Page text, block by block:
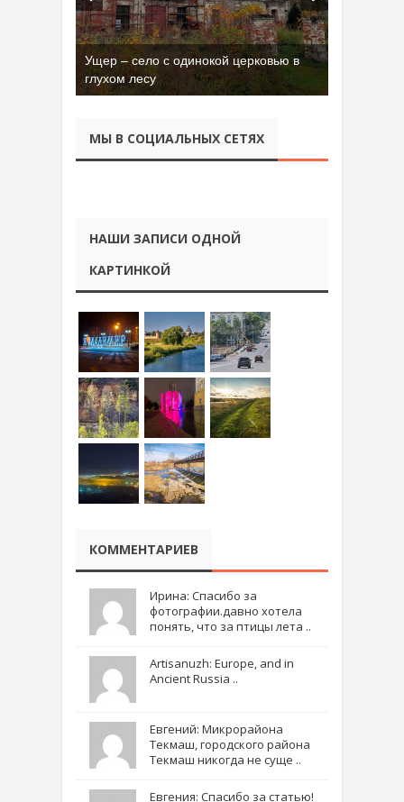
Ущер – село с одинокой церковью в
глухом лесу
МЫ В СОЦИАЛЬНЫХ СЕТЯХ
НАШИ ЗАПИСИ ОДНОЙ
КАРТИНКОЙ
КОММЕНТАРИЕВ
Ирина: Спасибо за
фотографии.давно хотела
понять, что за птицы лета ..
Artisanuzh: Europe, and in
Ancient Russia ..
Евгений: Микрорайона
Текмаш, городского района
Текмаш никогда не суще ..
Евгения: Спасибо за статью!